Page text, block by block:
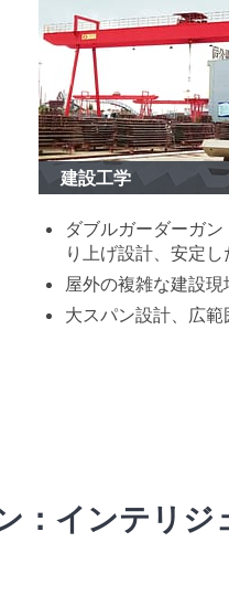
建設工学
ダブルガーダーガ
り上げ設計、安定し
屋外の複雑な建設
大スパン設計、広範
：インテリ